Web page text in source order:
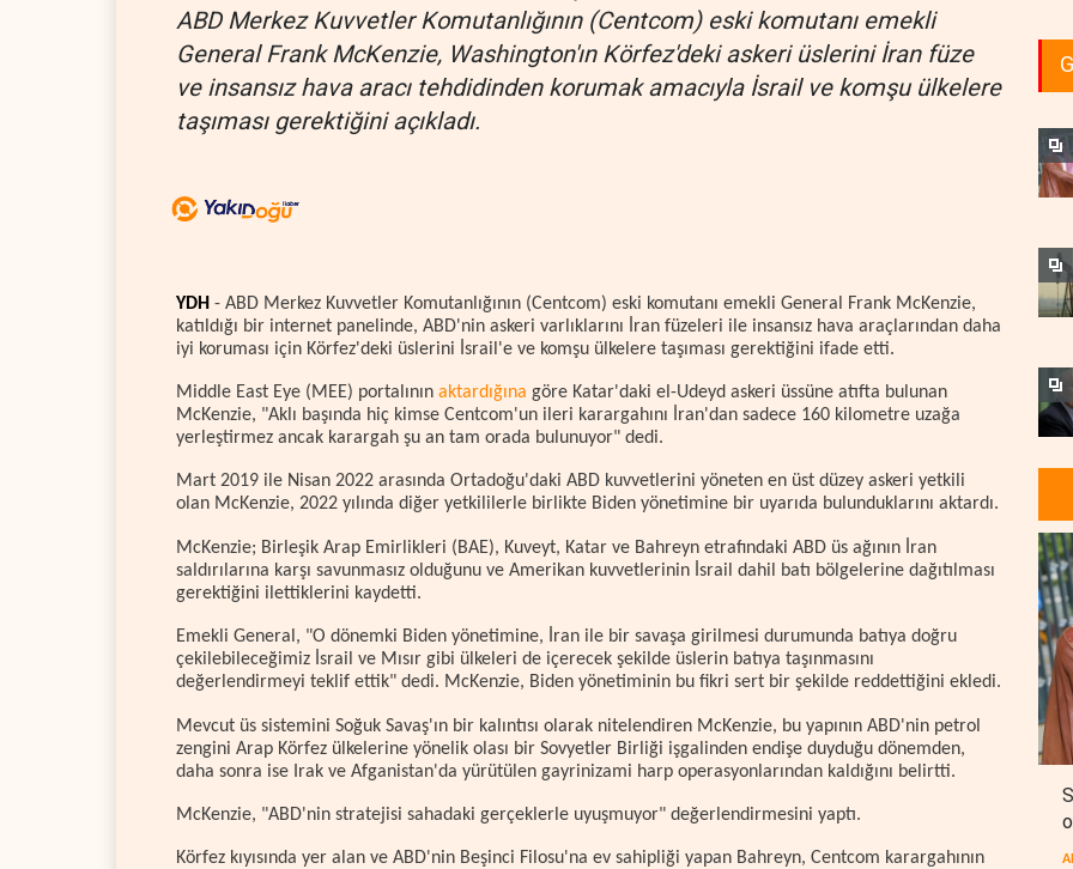
ABD Merkez Kuvvetler Komutanlığının (Centcom) eski komutanı emekli
General Frank McKenzie, Washington'ın Körfez'deki askeri üslerini İran füze
ve insansız hava aracı tehdidinden korumak amacıyla İsrail ve komşu ülkelere
taşıması gerektiğini açıkladı.
YDH - ABD Merkez Kuvvetler Komutanlığının (Centcom) eski komutanı emekli General Frank McKenzie,
katıldığı bir internet panelinde, ABD'nin askeri varlıklarını İran füzeleri ile insansız hava araçlarından daha
iyi koruması için Körfez'deki üslerini İsrail'e ve komşu ülkelere taşıması gerektiğini ifade etti.
Middle East Eye (MEE) portalının aktardığına göre Katar'daki el-Udeyd askeri üssüne atıfta bulunan
McKenzie, "Aklı başında hiç kimse Centcom'un ileri karargahını İran'dan sadece 160 kilometre uzağa
yerleştirmez ancak karargah şu an tam orada bulunuyor" dedi.
Mart 2019 ile Nisan 2022 arasında Ortadoğu'daki ABD kuvvetlerini yöneten en üst düzey askeri yetkili
olan McKenzie, 2022 yılında diğer yetkililerle birlikte Biden yönetimine bir uyarıda bulunduklarını aktardı.
McKenzie; Birleşik Arap Emirlikleri (BAE), Kuveyt, Katar ve Bahreyn etrafındaki ABD üs ağının İran
saldırılarına karşı savunmasız olduğunu ve Amerikan kuvvetlerinin İsrail dahil batı bölgelerine dağıtılması
gerektiğini ilettiklerini kaydetti.
Emekli General, "O dönemki Biden yönetimine, İran ile bir savaşa girilmesi durumunda batıya doğru
çekilebileceğimiz İsrail ve Mısır gibi ülkeleri de içerecek şekilde üslerin batıya taşınmasını
değerlendirmeyi teklif ettik" dedi. McKenzie, Biden yönetiminin bu fikri sert bir şekilde reddettiğini ekledi.
Mevcut üs sistemini Soğuk Savaş'ın bir kalıntısı olarak nitelendiren McKenzie, bu yapının ABD'nin petrol
zengini Arap Körfez ülkelerine yönelik olası bir Sovyetler Birliği işgalinden endişe duyduğu dönemden,
daha sonra ise Irak ve Afganistan'da yürütülen gayrinizami harp operasyonlarından kaldığını belirtti.
McKenzie, "ABD'nin stratejisi sahadaki gerçeklerle uyuşmuyor" değerlendirmesini yaptı.
Körfez kıyısında yer alan ve ABD'nin Beşinci Filosu'na ev sahipliği yapan Bahreyn, Centcom karargahının